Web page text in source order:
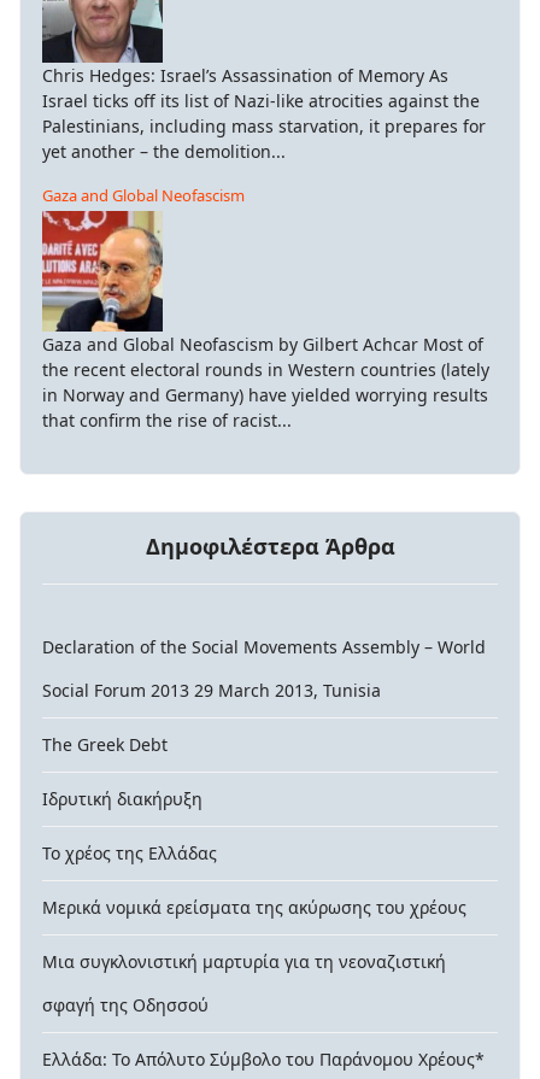
Chris Hedges: Israel’s Assassination of Memory As
Israel ticks off its list of Nazi-like atrocities against the
Palestinians, including mass starvation, it prepares for
yet another – the demolition...
Gaza and Global Neofascism
Gaza and Global Neofascism by Gilbert Achcar Most of
the recent electoral rounds in Western countries (lately
in Norway and Germany) have yielded worrying results
that confirm the rise of racist...
Δημοφιλέστερα Άρθρα
Declaration of the Social Movements Assembly – World
Social Forum 2013 29 March 2013, Tunisia
The Greek Debt
Ιδρυτική διακήρυξη
Το χρέος της Ελλάδας
Μερικά νομικά ερείσματα της ακύρωσης του χρέους
Μια συγκλονιστική μαρτυρία για τη νεοναζιστική
σφαγή της Οδησσού
Ελλάδα: Το Απόλυτο Σύμβολο του Παράνομου Χρέους*